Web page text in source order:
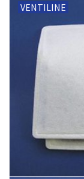
VENTILINE